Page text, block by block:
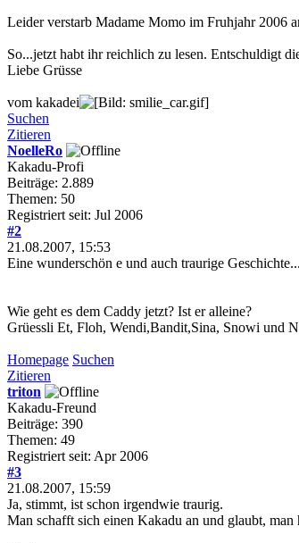
Leider verstarb Madame Momo im Fruhjahr 2006
So...jetzt habt ihr reichlich zu lesen. Entschuldigt
Liebe Grüsse
vom kakadei
Suchen
Zitieren
NoelleRo
Kakadu-Profi
Beiträge: 2.889
Themen: 50
Registriert seit: Jul 2006
#2
21.08.2007, 15:53
Eine wunderschön e und auch traurige Geschichte...
Wie geht es dem Caddy jetzt? Ist er alleine?
Grüessli Et, Floh, Wendi,Bandit,Sina, Snowi und
Homepage Suchen
Zitieren
triton
Kakadu-Freund
Beiträge: 390
Themen: 49
Registriert seit: Apr 2006
#3
21.08.2007, 15:59
Ja, stimmt, ist schon irgendwie traurig.
Man schafft sich einen Kakadu an und glaubt,